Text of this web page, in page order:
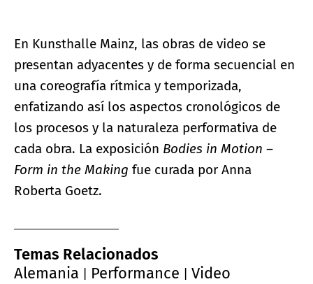
En Kunsthalle Mainz, las obras de video se
presentan adyacentes y de forma secuencial en
una coreografía rítmica y temporizada,
enfatizando así los aspectos cronológicos de
los procesos y la naturaleza performativa de
cada obra. La exposición Bodies in Motion –
Form in the Making fue curada por Anna
Roberta Goetz.
Temas Relacionados
Alemania
Performance Video